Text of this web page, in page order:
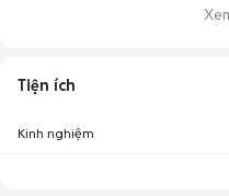
Tiện ích
Kinh nghiệm